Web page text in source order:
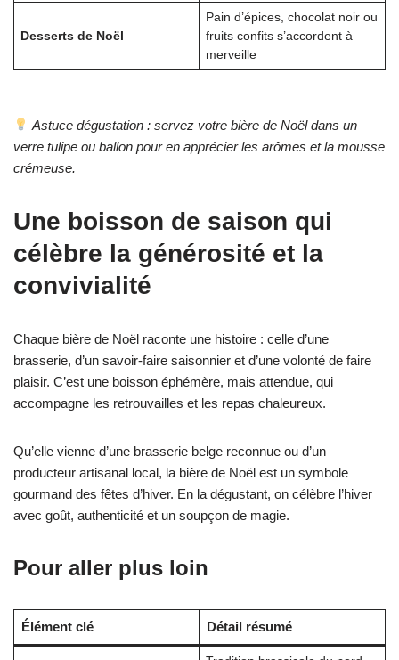
Desserts de Noël
Pain d’épices, chocolat noir ou
fruits confits s’accordent à
merveille
Astuce dégustation : servez votre bière de Noël dans un
verre tulipe ou ballon pour en apprécier les arômes et la mousse
crémeuse.
Une boisson de saison qui
célèbre la générosité et la
convivialité
Chaque bière de Noël raconte une histoire : celle d’une
brasserie, d’un savoir-faire saisonnier et d’une volonté de faire
plaisir. C’est une boisson éphémère, mais attendue, qui
accompagne les retrouvailles et les repas chaleureux.
Qu’elle vienne d’une brasserie belge reconnue ou d’un
producteur artisanal local, la bière de Noël est un symbole
gourmand des fêtes d’hiver. En la dégustant, on célèbre l’hiver
avec goût, authenticité et un soupçon de magie.
Pour aller plus loin
Élément clé Détail résumé